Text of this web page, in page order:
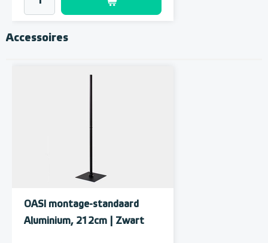
Accessoires
OASI montage-standaard
Aluminium, 212cm | Zwart